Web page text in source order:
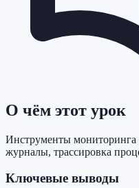
О чём этот урок
Инструменты мониторинга
журналы, трассировка
Ключевые выводы